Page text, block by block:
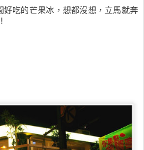
吃的芒果冰，想都沒想，立馬就奔